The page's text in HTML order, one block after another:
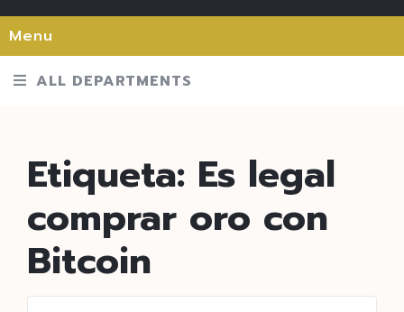
Menu
ALL DEPARTMENTS
Etiqueta: Es legal
comprar oro con
Bitcoin